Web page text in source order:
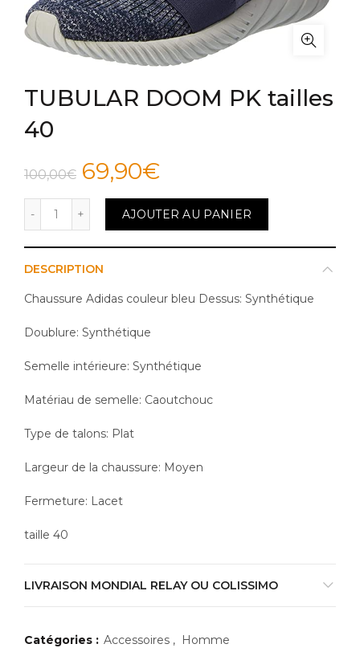
TUBULAR DOOM PK tailles
40
100,00€ Le
prix
initial
était :
100,00€.
69,90€Le
prix
actuel
69,90€.
quantité de TUBULAR DOOM PK tailles 40
AJOUTER AU PANIER
DESCRIPTION
Chaussure Adidas couleur bleu Dessus: Synthétique
Doublure: Synthétique
Semelle intérieure: Synthétique
Matériau de semelle: Caoutchouc
Type de talons: Plat
Largeur de la chaussure: Moyen
Fermeture: Lacet
taille 40
LIVRAISON MONDIAL RELAY OU COLISSIMO
Catégories : Accessoires , Homme